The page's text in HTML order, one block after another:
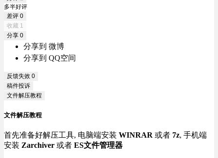
多半好评
差评 0
收藏 1
分享 0
分享到 微博
分享到 QQ空间
反馈失效 0
稿件投诉
文件解压教程
文件解压教程
首先准备好解压工具, 电脑端安装 WINRAR 或者 7z, 手机端
安装 Zarchiver 或者 ES文件管理器